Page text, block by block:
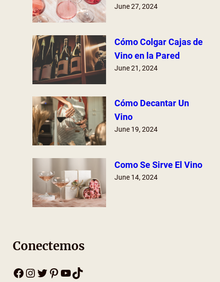
June 27, 2024
Cómo Colgar Cajas de
Vino en la Pared
June 21, 2024
Cómo Decantar Un
Vino
June 19, 2024
Como Se Sirve El Vino
June 14, 2024
Conectemos
Facebook Instagram Twitter Pinterest YouTube TikTok